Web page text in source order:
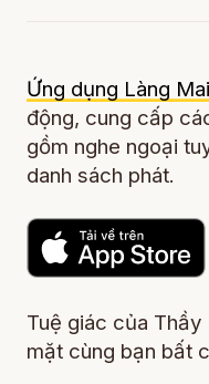
Ứng dụng Làng Mai
động, cung cấp
gồm nghe ngoại
danh sách phát.
Tuệ giác của
mặt cùng bạn bất